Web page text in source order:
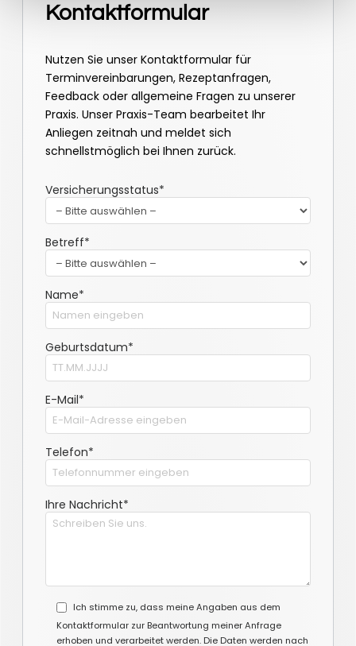
Kontaktformular
Nutzen Sie unser Kontaktformular für
Terminvereinbarungen, Rezeptanfragen,
Feedback oder allgemeine Fragen zu unserer
Praxis. Unser Praxis-Team bearbeitet Ihr
Anliegen zeitnah und meldet sich
schnellstmöglich bei Ihnen zurück.
Versicherungsstatus*
Betreff*
Name*
Geburtsdatum*
E-Mail*
Telefon*
Ihre Nachricht*
Ich stimme zu, dass meine Angaben aus dem
Kontaktformular zur Beantwortung meiner Anfrage
erhoben und verarbeitet werden. Die Daten werden nach